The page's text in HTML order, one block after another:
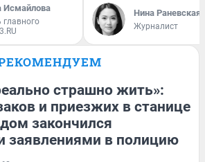
Исмайлова
главного
Нина Раневская
Журналист
страшно жить»:
и приезжих в станице
закончился
заявлениями в полицию